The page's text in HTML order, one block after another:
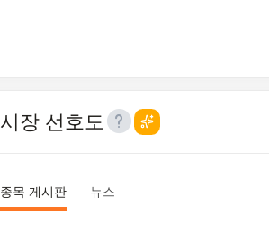
시장 선호도
종목 게시판 뉴스